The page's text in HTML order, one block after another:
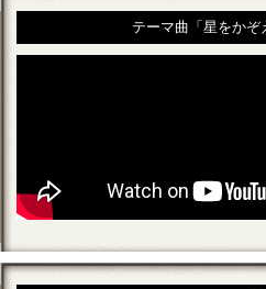
テーマ曲「星をかぞ